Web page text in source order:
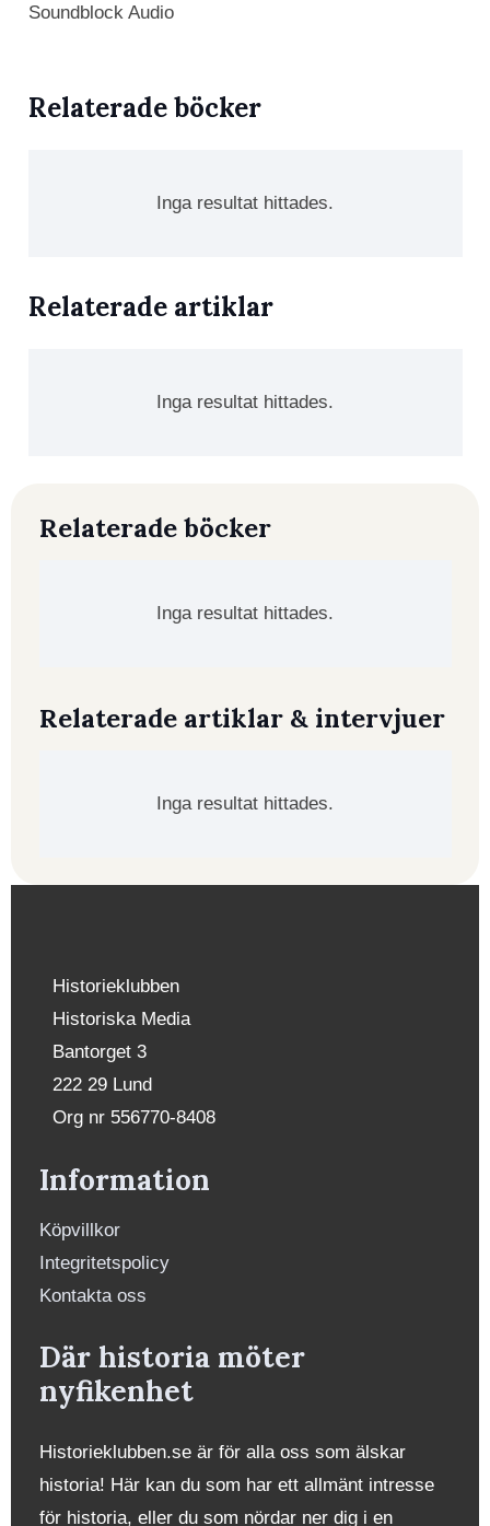
Soundblock Audio
Relaterade böcker
Inga resultat hittades.
Relaterade artiklar
Inga resultat hittades.
Relaterade böcker
Inga resultat hittades.
Relaterade artiklar & intervjuer
Inga resultat hittades.
Historieklubben
Historiska Media
Bantorget 3
222 29 Lund
Org nr 556770-8408
Information
Köpvillkor
Integritetspolicy
Kontakta oss
Där historia möter
nyfikenhet
Historieklubben.se är för alla oss som älskar
historia! Här kan du som har ett allmänt intresse
för historia, eller du som nördar ner dig i en